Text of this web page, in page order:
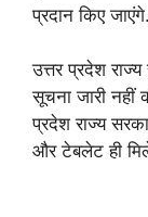
प्रदान किए जाएंगे.
उत्तर प्रदेश
सूचना जारी नहीं
प्रदेश राज्य
और टेबलेट ही